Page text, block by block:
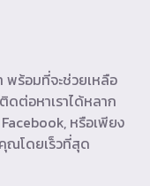
พร้อมที่จะช่วยเหลือ
ต่อหาเราได้หลาก
หรือเพียง
ณโดยเร็วที่สุด